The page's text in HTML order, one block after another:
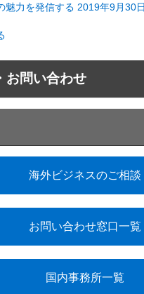
魅力を発信する 2019年9月30日
お問い合わせ
海外ビジネスのご相談
お問い合わせ窓口一覧
国内事務所一覧